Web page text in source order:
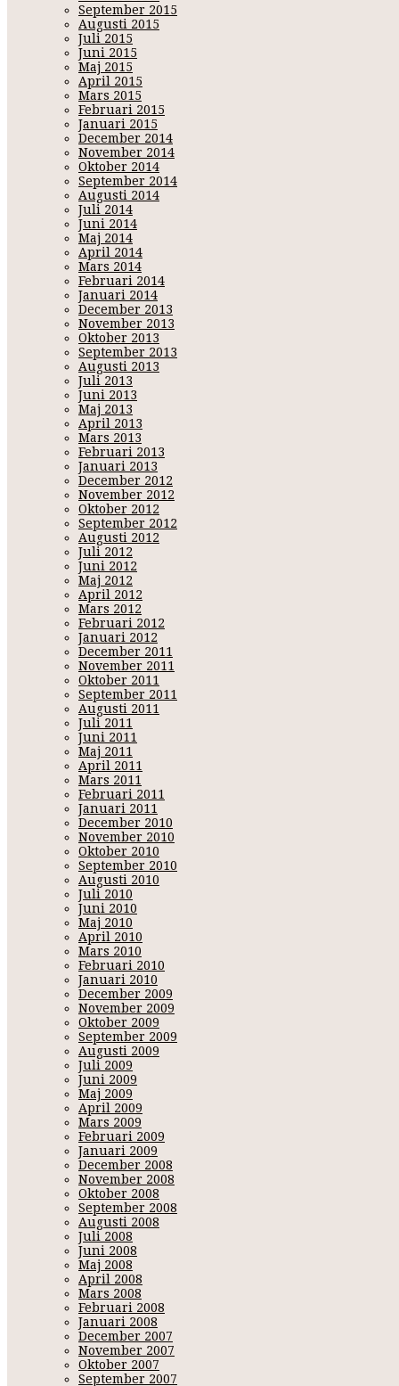
September 2015
Augusti 2015
Juli 2015
Juni 2015
Maj 2015
April 2015
Mars 2015
Februari 2015
Januari 2015
December 2014
November 2014
Oktober 2014
September 2014
Augusti 2014
Juli 2014
Juni 2014
Maj 2014
April 2014
Mars 2014
Februari 2014
Januari 2014
December 2013
November 2013
Oktober 2013
September 2013
Augusti 2013
Juli 2013
Juni 2013
Maj 2013
April 2013
Mars 2013
Februari 2013
Januari 2013
December 2012
November 2012
Oktober 2012
September 2012
Augusti 2012
Juli 2012
Juni 2012
Maj 2012
April 2012
Mars 2012
Februari 2012
Januari 2012
December 2011
November 2011
Oktober 2011
September 2011
Augusti 2011
Juli 2011
Juni 2011
Maj 2011
April 2011
Mars 2011
Februari 2011
Januari 2011
December 2010
November 2010
Oktober 2010
September 2010
Augusti 2010
Juli 2010
Juni 2010
Maj 2010
April 2010
Mars 2010
Februari 2010
Januari 2010
December 2009
November 2009
Oktober 2009
September 2009
Augusti 2009
Juli 2009
Juni 2009
Maj 2009
April 2009
Mars 2009
Februari 2009
Januari 2009
December 2008
November 2008
Oktober 2008
September 2008
Augusti 2008
Juli 2008
Juni 2008
Maj 2008
April 2008
Mars 2008
Februari 2008
Januari 2008
December 2007
November 2007
Oktober 2007
September 2007